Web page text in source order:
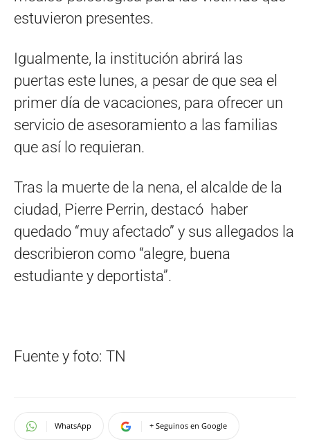
estuvieron presentes.
Igualmente, la institución abrirá las
puertas este lunes, a pesar de que sea el
primer día de vacaciones, para ofrecer un
servicio de asesoramiento a las familias
que así lo requieran.
Tras la muerte de la nena, el alcalde de la
ciudad, Pierre Perrin, destacó haber
quedado “muy afectado” y sus allegados la
describieron como “alegre, buena
estudiante y deportista”.
Fuente y foto: TN
WhatsApp + Seguinos en Google